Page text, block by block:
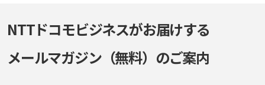
NTTドコモビジネスがお届けする
メールマガジン（無料）のご案内